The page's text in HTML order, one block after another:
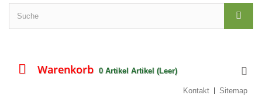
Warenkorb 0 Artikel Artikel (Leer)
Kontakt Sitemap